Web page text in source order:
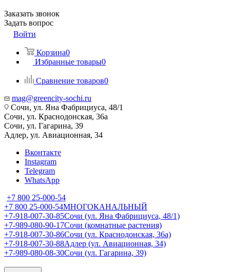
Заказать звонок
Задать вопрос
Войти
Корзина0
Избранные товары0
Сравнение товаров0
mag@greencity-sochi.ru
Сочи, ул. Яна Фабрициуса, 48/1
Сочи, ул. Краснодонская, 36а
Сочи, ул. Гагарина, 39
Адлер, ул. Авиационная, 34
Вконтакте
Instagram
Telegram
WhatsApp
+7 800 25-000-54
+7 800 25-000-54МНОГОКАНАЛЬНЫЙ
+7-918-007-30-85Сочи (ул. Яна Фабрициуса, 48/1)
+7-989-080-90-17Сочи (комнатные растения)
+7-918-007-30-86Сочи (ул. Краснодонская, 36а)
+7-918-007-30-88Адлер (ул. Авиационная, 34)
+7-989-080-08-30Сочи (ул. Гагарина, 39)